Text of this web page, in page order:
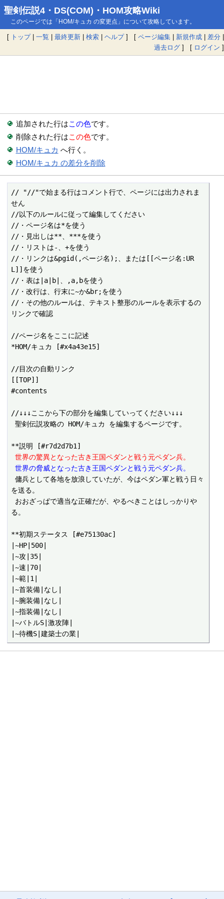
聖剣伝説4・DS(COM)・HOM攻略Wiki
このページでは「HOM/キュカ の変更点」について攻略しています。
[ トップ| 一覧 | 最終更新 | 検索 | ヘルプ] [ ページ編集 | 新規作成 | 差分 |
過去ログ ] [ ログイン ]
追加された行はこの色です。
削除された行はこの色です。
HOM/キュカ へ行く。
HOM/キュカ の差分を削除
// "//"で始まる行はコメント行で、ページには出力されま
せん
//以下のルールに従って編集してください
//・ページ名は*を使う
//・見出しは**、***を使う
//・リストは-、+を使う
//・リンクは&pgid(,ページ名);、または[[ページ名:UR
L]]を使う
//・表は|a|b|、,a,bを使う
//・改行は、行末に~か&br;を使う
//・その他のルールは、テキスト整形のルールを表示するの
リンクで確認
//ページ名をここに記述
*HOM/キュカ [#x4a43e15]
//目次の自動リンク
[[TOP]]
#contents
//↓↓↓ここから下の部分を編集していってください↓↓↓
聖剣伝説攻略の HOM/キュカ を編集するページです。
世界の驚異となった古き王国ペダンと戦う元ペダン兵。
世界の脅威となった古き王国ペダンと戦う元ペダン兵。
傭兵として各地を放浪していたが、今はペダン軍と戦う日々
を送る。
る。
**初期ステータス [#e75130ac]
|~HP|500|
|~攻|35|
|~速|70|
|~範|1|
|~首装備|なし|
|~腕装備|なし|
|~指装備|なし|
|~バトルS|激攻陣|